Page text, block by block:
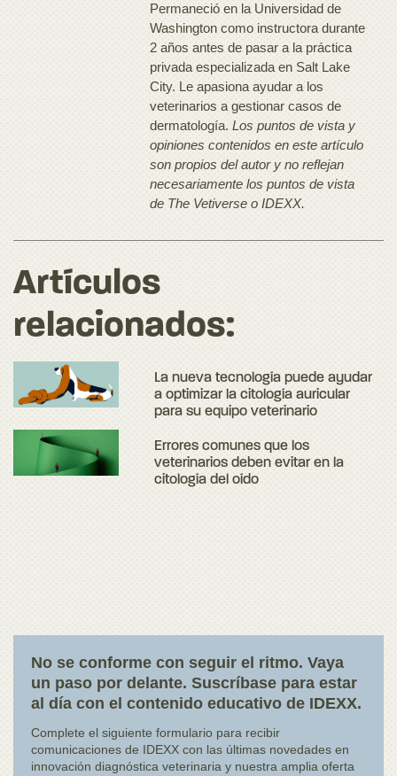
Permaneció en la Universidad de
Washington como instructora durante
2 años antes de pasar a la práctica
privada especializada en Salt Lake
City. Le apasiona ayudar a los
veterinarios a gestionar casos de
dermatología.Los puntos de vista y
opiniones contenidos en este artículo
son propios del autor y no reflejan
necesariamente los puntos de vista
de The Vetiverse o IDEXX.
Artículos
relacionados:
La nueva tecnología puede ayudar
a optimizar la citología auricular
para su equipo veterinario
Errores comunes que los
veterinarios deben evitar en la
citología del oído
No se conforme con seguir el ritmo. Vaya
un paso por delante. Suscríbase para estar
al día con el contenido educativo de IDEXX.